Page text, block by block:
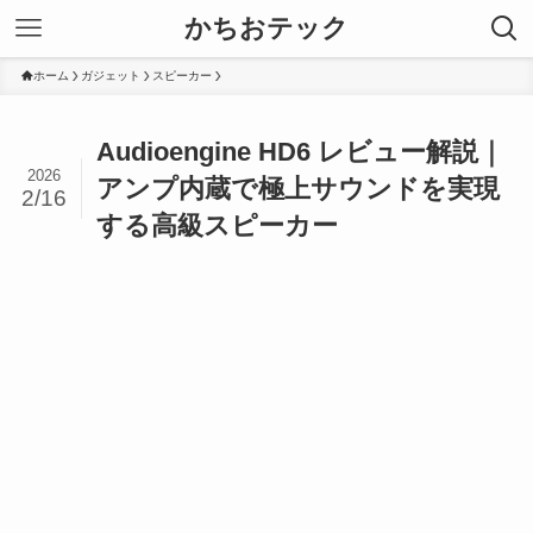
かちおテック
ホーム ガジェット スピーカー
Audioengine HD6 レビュー解説｜
アンプ内蔵で極上サウンドを実現
する高級スピーカー
2026
2/16